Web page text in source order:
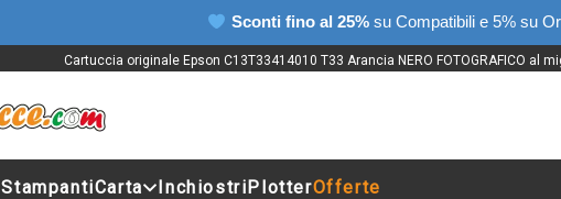
Sconti fino al 25% su Compatibili e 5% su
Cartuccia originale Epson C13T33414010 T33 Arancia NERO FOTOGRAFICO al
StampantiCarta InchiostriPlotterOfferte